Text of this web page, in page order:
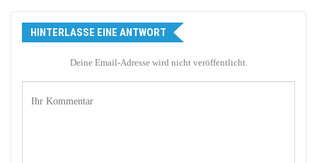
HINTERLASSE EINE ANTWORT
Deine Email-Adresse wird nicht veröffentlicht.